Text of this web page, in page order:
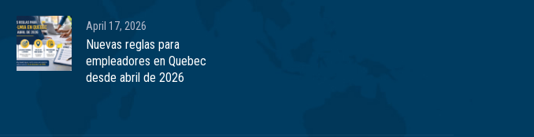
April 17, 2026
Nuevas reglas para
empleadores en Quebec
desde abril de 2026